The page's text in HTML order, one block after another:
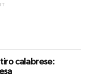
calabrese: